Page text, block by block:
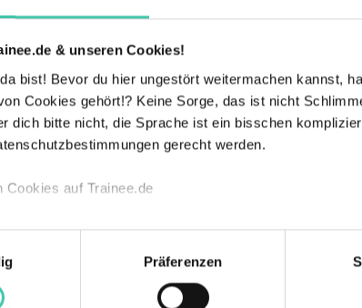
& unseren Cookies!
bist! Bevor du hier ungestört weitermachen kannst,
Cookies gehört!? Keine Sorge, das ist nicht
dich bitte nicht, die Sprache ist ein bisschen
gerecht werden.
Cookies auf Trainee.de
zur technischen Funktion unserer Webseite
Einstellungen zu speichern ( „Präferenzen“), die
Informationen zu deiner Verwendung unserer
und um Inhalte und Anzeigen zu
Präferenzen